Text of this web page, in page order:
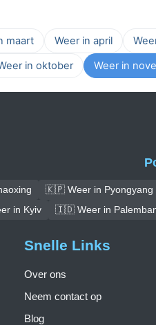
maart Weer in april
in oktober Weer in
🇰🇵 Weer in Pyongyang
in Kyiv
🇮🇩 Weer in
Snelle Links
Over ons
Neem contact op
Blog